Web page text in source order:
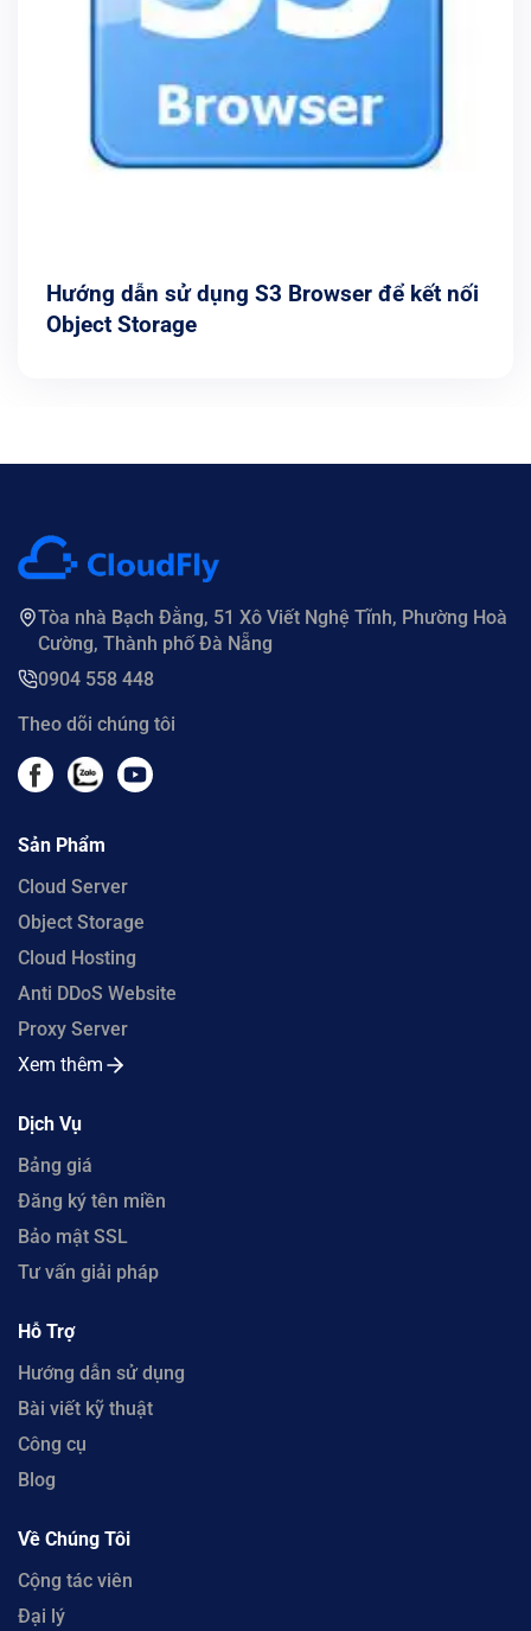
Hướng dẫn sử dụng S3 Browser để kết nối
Object Storage
Tòa nhà Bạch Đằng, 51 Xô Viết Nghệ Tĩnh, Phường Hoà
Cường, Thành phố Đà Nẵng
0904 558 448
Theo dõi chúng tôi
Sản Phẩm
Cloud Server
Object Storage
Cloud Hosting
Anti DDoS Website
Proxy Server
Xem thêm
Dịch Vụ
Bảng giá
Đăng ký tên miền
Bảo mật SSL
Tư vấn giải pháp
Hỗ Trợ
Hướng dẫn sử dụng
Bài viết kỹ thuật
Công cụ
Blog
Về Chúng Tôi
Cộng tác viên
Đại lý